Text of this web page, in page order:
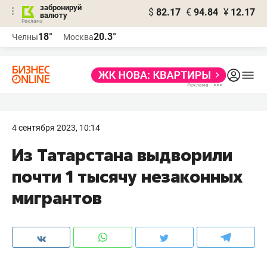
забронируй
валюту
$ 82.17 € 94.84 ¥ 12.17
Челны18° Москва20.3°
4 сентября 2023, 10:14
Из Татарстана выдворили
почти 1 тысячу незаконных
мигрантов